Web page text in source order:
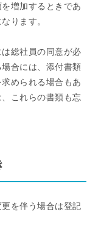
増加するときであ
ります。
総社員の同意が必
合には、添付書類
められる場合もあ
これらの書類も忘
を伴う場合は登記